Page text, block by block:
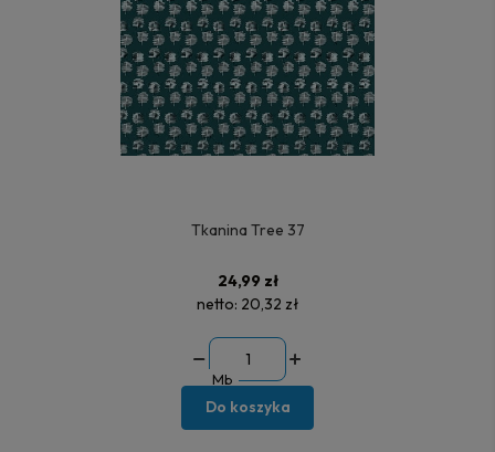
Tkanina Tree 37
24,99 zł
netto: 20,32 zł
Mb
Do koszyka